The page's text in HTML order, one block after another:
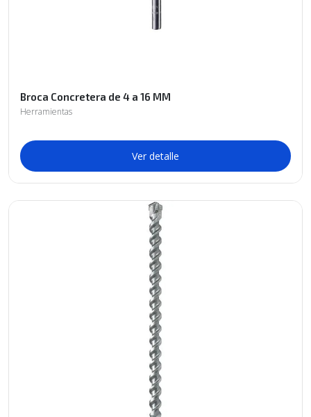
Broca Concretera de 4 a 16 MM
Herramientas
Ver detalle